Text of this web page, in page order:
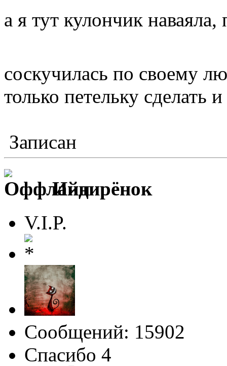
а я тут кулончик
соскучилась по своему
только петельку сделать
Записан
Индирёнок
V.I.P.
Сообщений: 15902
Спасибо 4